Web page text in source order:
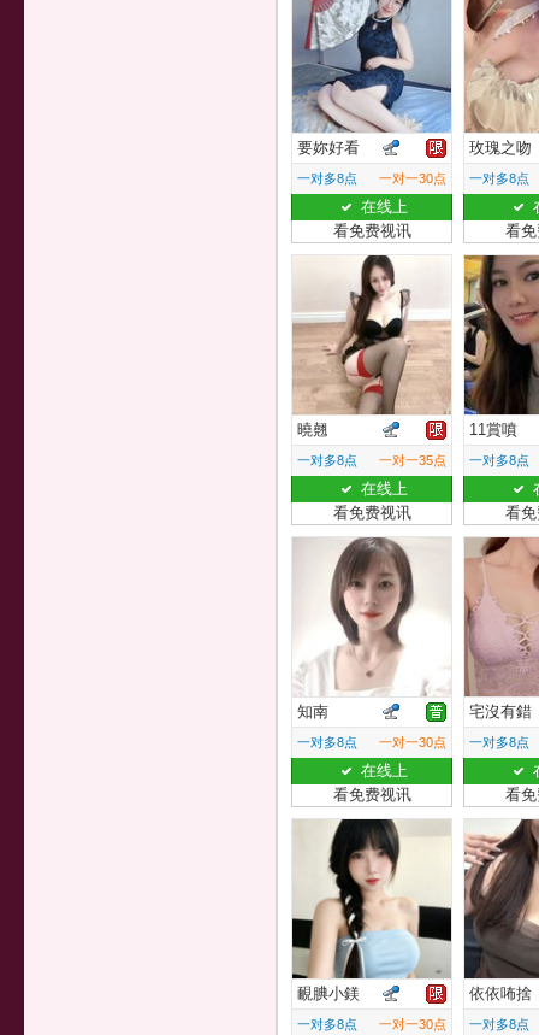
要妳好看
一对多8点 一对一30点
在线上
看免费视讯
玫瑰之吻
一对多8点
看
曉翹
一对多8点 一对一35点
在线上
看免费视讯
11賞噴
一对多8点
看
知南
一对多8点 一对一30点
在线上
看免费视讯
宅沒有錯
一对多8点
看
靦腆小鎂
一对多8点 一对一30点
依依咘捨
一对多8点